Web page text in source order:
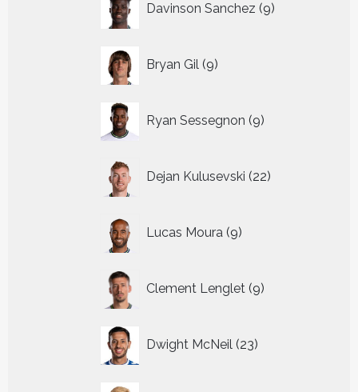
Davinson Sanchez 9
producten
Bryan Gil 9
producten
Ryan Sessegnon 9
producten
Dejan Kulusevski 22
producten
Lucas Moura 9
producten
Clement Lenglet 9
producten
Dwight McNeil 23
producten